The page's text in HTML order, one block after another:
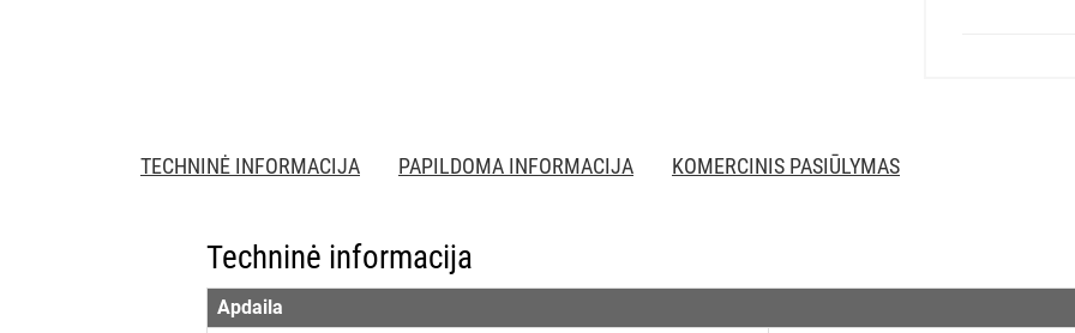
TECHNINĖ INFORMACIJA PAPILDOMA INFORMACIJA KOMERCINIS PASIŪLYMAS
Techninė informacija
Apdaila